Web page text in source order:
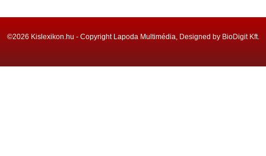
©2026 Kislexikon.hu - Copyright Lapoda Multimédia, Designed by BioDigit Kft.